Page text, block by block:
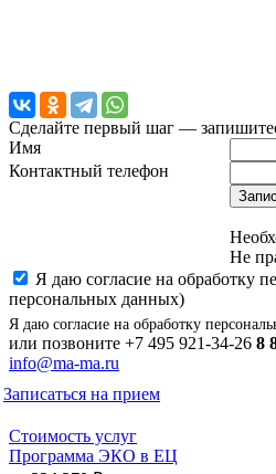
Сделайте первый шаг —
Имя
Контактный телефон
Не
Я даю согласие на обработку
персональных данных)
Я даю согласие на обработку
или позвоните +7 495 921-34-26 8
info@ma-ma.ru
Записаться на прием
Стоимость услуг
Программа ЭКО в ЕЦ